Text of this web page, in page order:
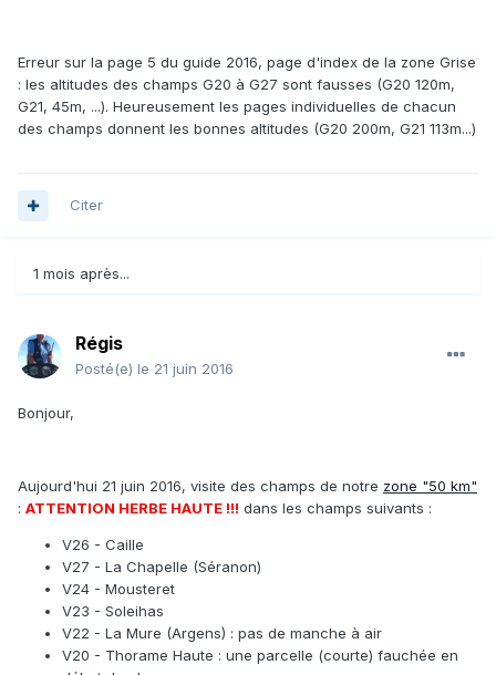
Erreur sur la page 5 du guide 2016, page d'index de la zone Grise
: les altitudes des champs G20 à G27 sont fausses (G20 120m,
G21, 45m, ...). Heureusement les pages individuelles de chacun
des champs donnent les bonnes altitudes (G20 200m, G21 113m...)
Citer
1 mois après...
Régis
Posté(e) le 21 juin 2016
Bonjour,
Aujourd'hui 21 juin 2016, visite des champs de notre zone "50 km"
: ATTENTION HERBE HAUTE !!! dans les champs suivants :
V26 - Caille
V27 - La Chapelle (Séranon)
V24 - Mousteret
V23 - Soleihas
V22 - La Mure (Argens) : pas de manche à air
V20 - Thorame Haute : une parcelle (courte) fauchée en